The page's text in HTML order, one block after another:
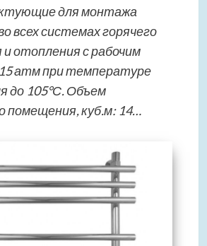
для монтажа
всех системах горячего
отопления с рабочим
атм при температуре
до 105°С. Объем
помещения, куб.м: 14…